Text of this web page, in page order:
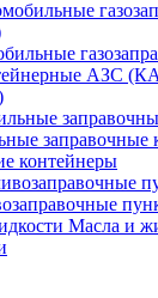
заправочные
контейнеры
Масла и